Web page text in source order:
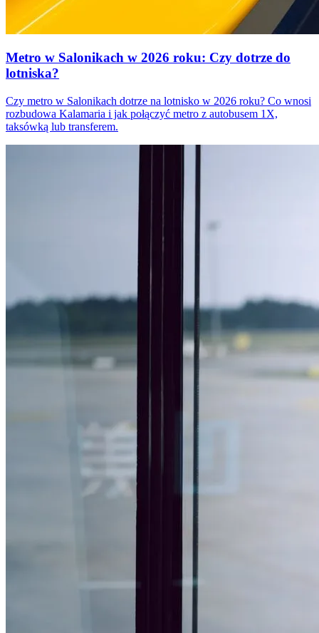
Metro w Salonikach w 2026 roku: Czy dotrze do
lotniska?
Czy metro w Salonikach dotrze na lotnisko w 2026 roku? Co wnosi
rozbudowa Kalamaria i jak połączyć metro z autobusem 1X,
taksówką lub transferem.